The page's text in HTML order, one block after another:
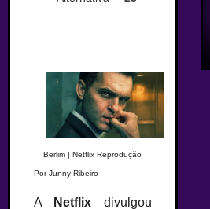
Berlim | Netflix Reprodução
Por Junny Ribeiro
A Netflix divulgou